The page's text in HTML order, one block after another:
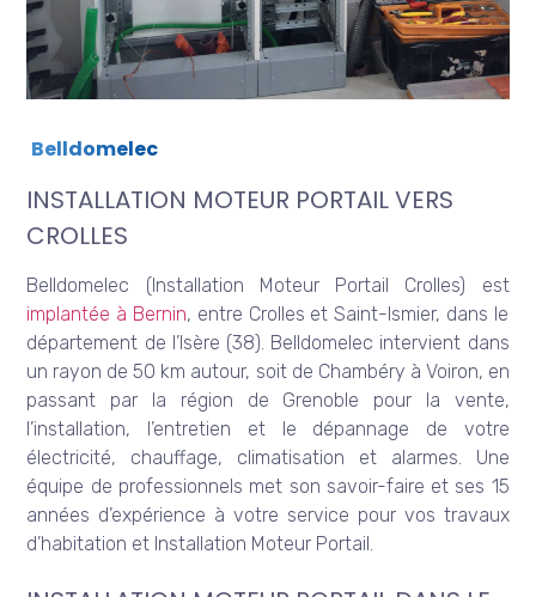
Belldomelec
INSTALLATION MOTEUR PORTAIL VERS
CROLLES
Belldomelec (Installation Moteur Portail Crolles) est
implantée à Bernin, entre Crolles et Saint-Ismier, dans le
département de l’Isère (38). Belldomelec intervient dans
un rayon de 50 km autour, soit de Chambéry à Voiron, en
passant par la région de Grenoble pour la vente,
l’installation, l’entretien et le dépannage de votre
électricité, chauffage, climatisation et alarmes. Une
équipe de professionnels met son savoir-faire et ses 15
années d’expérience à votre service pour vos travaux
d’habitation et Installation Moteur Portail.